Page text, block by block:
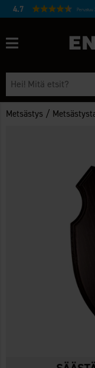
4.7 Perustuu
Metsästys /